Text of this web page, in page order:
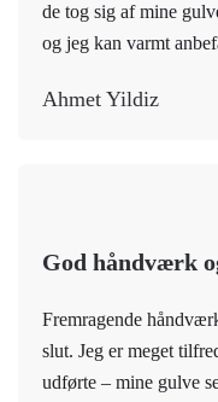
de tog sig af mine
og jeg kan varmt
Ahmet Yildiz
God håndværk
Fremragende
slut. Jeg er meget
udførte – mine gulve